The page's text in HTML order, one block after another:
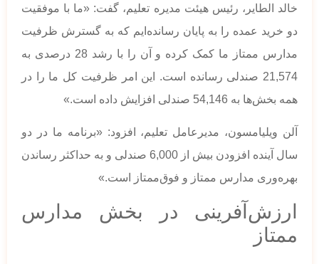
خالد الطایر، رئیس هیئت مدیره تعلیم، گفت: «ما با موفقیت
دو خرید عمده را به پایان رسانده‌ایم که به گسترش ظرفیت
مدارس ممتاز ما کمک کرده و آن را با رشد 28 درصدی به
21,574 صندلی رسانده است. این امر ظرفیت کل ما را در
همه بخش‌ها به 54,146 صندلی افزایش داده است.»
آلن ویلیامسون، مدیرعامل تعلیم، افزود: «برنامه ما در دو
سال آینده افزودن بیش از 6,000 صندلی و به حداکثر رساندن
بهره‌وری مدارس ممتاز و فوق‌ممتاز است.»
ارزش‌آفرینی در بخش مدارس
ممتاز